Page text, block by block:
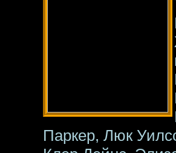
Паркер, Люк